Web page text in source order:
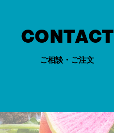
CONTACT
ご相談・ご注文